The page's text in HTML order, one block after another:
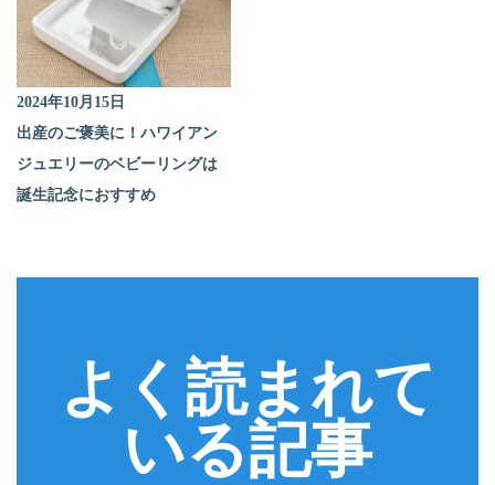
2024年10月15日
出産のご褒美に！ハワイアン
ジュエリーのベビーリングは
誕生記念におすすめ
よく読まれて
いる記事